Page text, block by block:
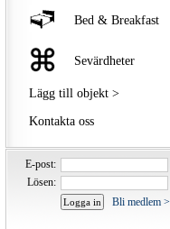
Bed & Breakfast
Sevärdheter
Lägg till objekt >
Kontakta oss
E-post:
Lösen:
Bli medlem >